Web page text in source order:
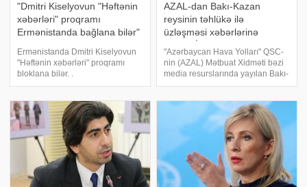
"Dmitri Kiselyovun "Həftənin
xəbərləri" proqramı
Ermənistanda bağlana bilər"
Ermənistanda Dmitri Kiselyovun
"Həftənin xəbərləri" proqramı
bloklana bilər. .
KONKRET.azxəbər verir ki,
yüksək texnoloji sənaye naziri
Mxitar Ayrapetyan Milli
Assambleyada keçirdiyi brifin
AZAL-dan Bakı-Kazan
reysinin təhlükə ilə
üzləşməsi xəbərlərinə
"Azərbaycan Hava Yolları" QSC-
nin (AZAL) Mətbuat Xidməti bəzi
media resurslarında yayılan Bakı-
Kazan reysinin Rusiyanın
təhlükə ilə üzləşməsi barədə
xəbərlərə münasibət bildirib.
AZAL-ı